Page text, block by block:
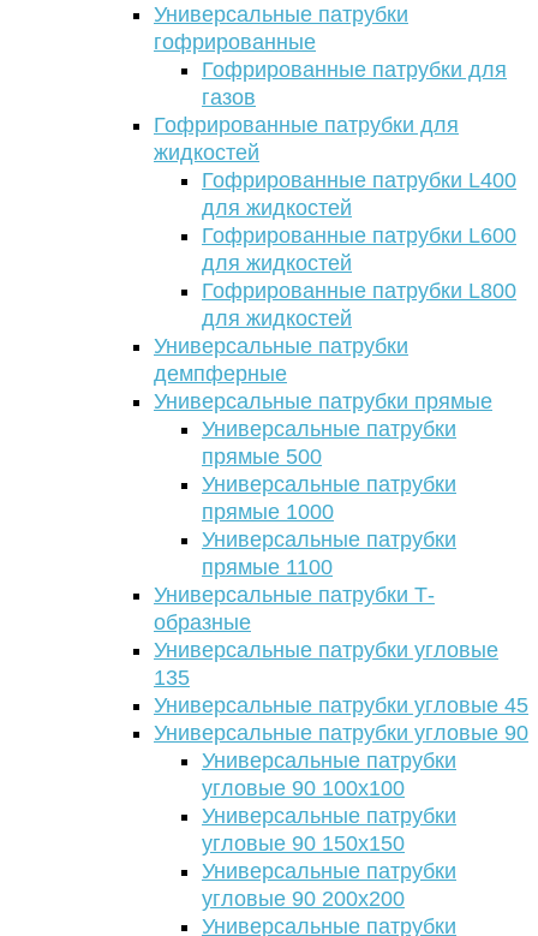
Универсальные патрубки
гофрированные
Гофрированные патрубки для
газов
Гофрированные патрубки для
жидкостей
Гофрированные патрубки L400
для жидкостей
Гофрированные патрубки L600
для жидкостей
Гофрированные патрубки L800
для жидкостей
Универсальные патрубки
демпферные
Универсальные патрубки прямые
Универсальные патрубки
прямые 500
Универсальные патрубки
прямые 1000
Универсальные патрубки
прямые 1100
Универсальные патрубки Т-
образные
Универсальные патрубки угловые
135
Универсальные патрубки угловые 45
Универсальные патрубки угловые 90
Универсальные патрубки
угловые 90 100х100
Универсальные патрубки
угловые 90 150х150
Универсальные патрубки
угловые 90 200х200
Универсальные патрубки